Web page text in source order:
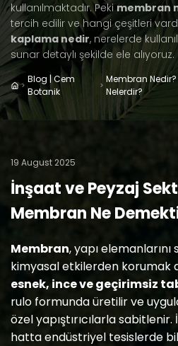
kullanılmaktadır. Pekimembran
tercih edilir ve hangi çeşitleri
kaplama nedir, nerelerde
sunar detaylı şekilde ele alıyoruz.
Blog | Cem
Botanik
Membran Nedir?
Nelerdir?
19 August 2025
İnşaat ve Peyzaj
Membran Ne
Membran, yapı
kimyasal etkilerden korumak
esnek, ince ve geçirimsiz
rulo formunda üretilir ve
özel yapıştırıcılarla
hatta endüstriyel tesislerde